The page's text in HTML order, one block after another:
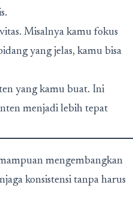
Misalnya kamu fokus
yang jelas, kamu bisa
yang kamu buat. Ini
menjadi lebih tepat
mengembangkan
konsistensi tanpa harus